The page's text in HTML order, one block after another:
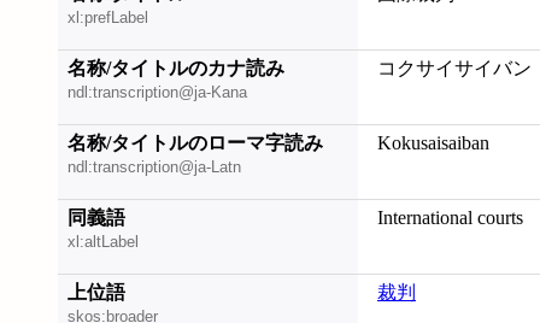
xl:prefLabel
名称/タイトルのカナ読み
ndl:transcription@ja-Kana
コクサイサイバン
名称/タイトルのローマ字読み
ndl:transcription@ja-Latn
Kokusaisaiban
同義語
xl:altLabel
International courts
上位語
skos:broader
裁判